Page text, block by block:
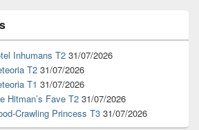
Inhumans T2 31/07/2026
T2 31/07/2026
T1 31/07/2026
Hitman’s Fave T2 31/07/2026
Crawling Princess T3 31/07/2026